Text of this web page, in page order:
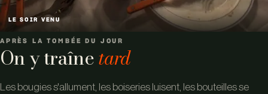
LE SOIR VENU
APRÈS LA TOMBÉE DU JOUR
On y traînetard
Les bougies s'allument, les boiseries luisent, les bouteilles se